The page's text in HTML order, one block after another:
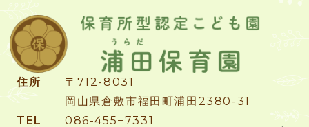
住所
〒712-8031
岡山県倉敷市福田町浦田2380-31
TEL
086-455−7331